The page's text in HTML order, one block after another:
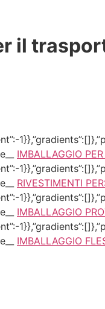
il
IMBALLAGGIO
RIVESTIMENTI
IMBALLAGGIO
IMBALLAGGIO